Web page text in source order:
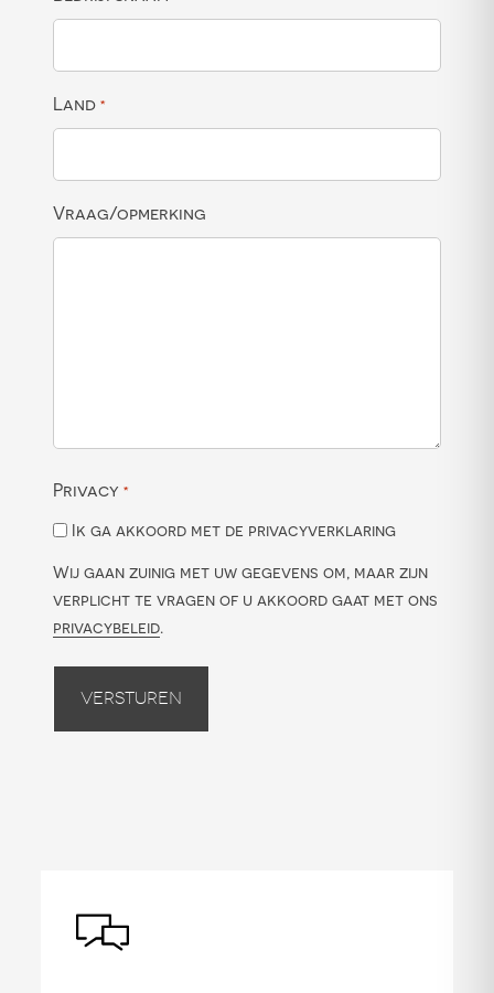
Land *
Vraag/opmerking
Privacy *
Ik ga akkoord met de privacyverklaring
Wij gaan zuinig met uw gegevens om, maar zijn
verplicht te vragen of u akkoord gaat met ons
privacybeleid.
Versturen